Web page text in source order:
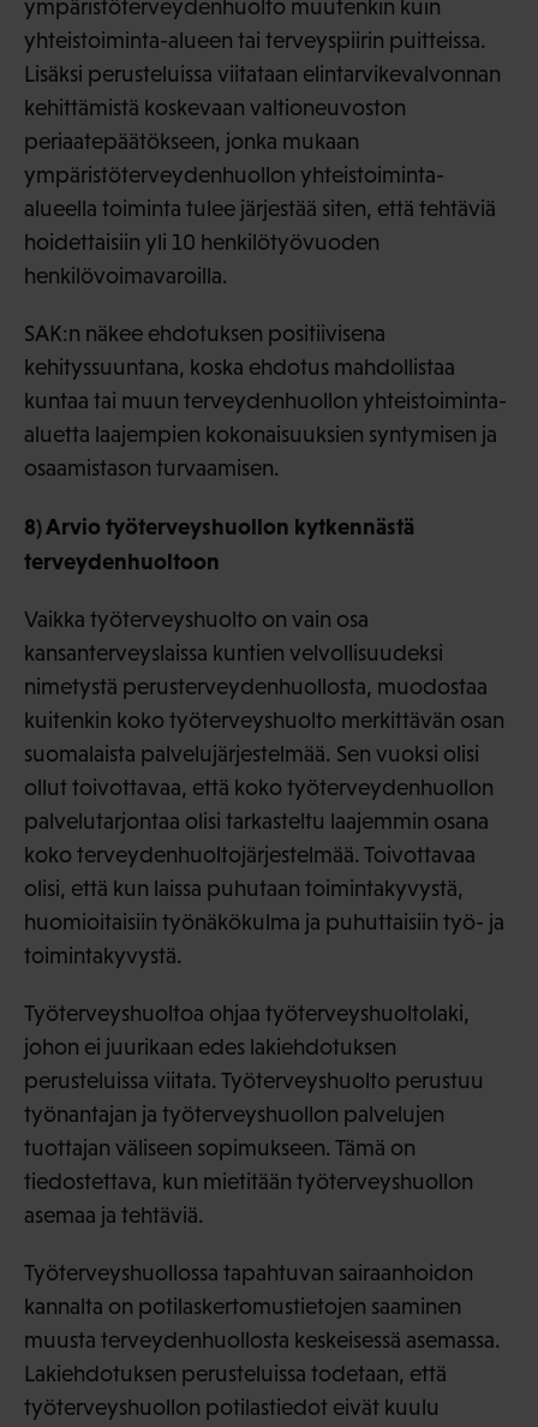
ympäristöterveydenhuolto muutenkin kuin
yhteistoiminta-alueen tai terveyspiirin puitteissa.
Lisäksi perusteluissa viitataan elintarvikevalvonnan
kehittämistä koskevaan valtioneuvoston
periaatepäätökseen, jonka mukaan
ympäristöterveydenhuollon yhteistoiminta-
alueella toiminta tulee järjestää siten, että tehtäviä
hoidettaisiin yli 10 henkilötyövuoden
henkilövoimavaroilla.
SAK:n näkee ehdotuksen positiivisena
kehityssuuntana, koska ehdotus mahdollistaa
kuntaa tai muun terveydenhuollon yhteistoiminta-
aluetta laajempien kokonaisuuksien syntymisen ja
osaamistason turvaamisen.
8) Arvio työterveyshuollon kytkennästä
terveydenhuoltoon
Vaikka työterveyshuolto on vain osa
kansanterveyslaissa kuntien velvollisuudeksi
nimetystä perusterveydenhuollosta, muodostaa
kuitenkin koko työterveyshuolto merkittävän osan
suomalaista palvelujärjestelmää. Sen vuoksi olisi
ollut toivottavaa, että koko työterveydenhuollon
palvelutarjontaa olisi tarkasteltu laajemmin osana
koko terveydenhuoltojärjestelmää. Toivottavaa
olisi, että kun laissa puhutaan toimintakyvystä,
huomioitaisiin työnäkökulma ja puhuttaisiin työ- ja
toimintakyvystä.
Työterveyshuoltoa ohjaa työterveyshuoltolaki,
johon ei juurikaan edes lakiehdotuksen
perusteluissa viitata. Työterveyshuolto perustuu
työnantajan ja työterveyshuollon palvelujen
tuottajan väliseen sopimukseen. Tämä on
tiedostettava, kun mietitään työterveyshuollon
asemaa ja tehtäviä.
Työterveyshuollossa tapahtuvan sairaanhoidon
kannalta on potilaskertomustietojen saaminen
muusta terveydenhuollosta keskeisessä asemassa.
Lakiehdotuksen perusteluissa todetaan, että
työterveyshuollon potilastiedot eivät kuulu